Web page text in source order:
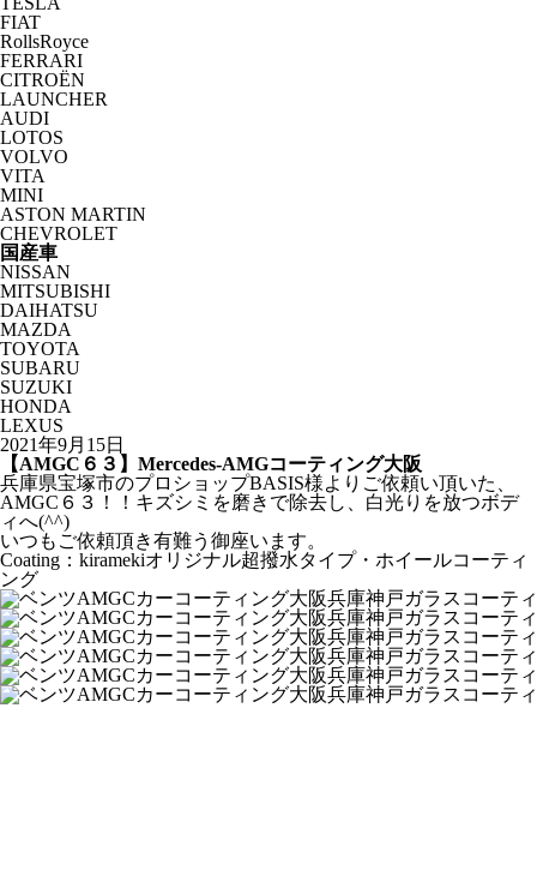
FIAT
RollsRoyce
FERRARI
CITROËN
LAUNCHER
AUDI
LOTOS
VOLVO
VITA
MINI
ASTON MARTIN
CHEVROLET
国産車
NISSAN
MITSUBISHI
DAIHATSU
MAZDA
TOYOTA
SUBARU
SUZUKI
HONDA
LEXUS
2021年9月15日
【AMGC６３】Mercedes-AMGコーティング大阪
兵庫県宝塚市のプロショップBASIS様よりご依頼い頂いた、
AMGC６３！！キズシミを磨きで除去し、白光りを放つボデ
ィへ(^^)
いつもご依頼頂き有難う御座います。
Coating：kiramekiオリジナル超撥水タイプ・ホイールコーティ
ング